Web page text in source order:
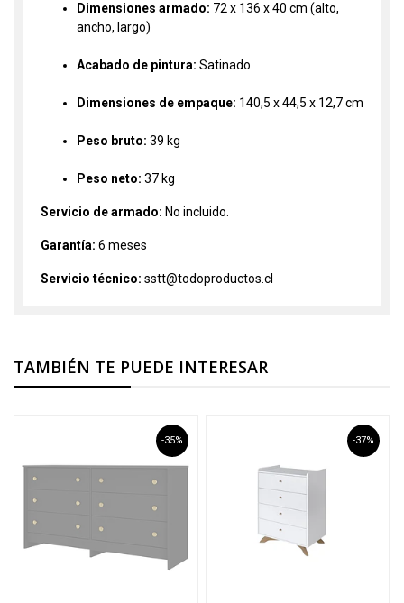
Dimensiones armado: 72 x 136 x 40 cm (alto,
ancho, largo)
Acabado de pintura: Satinado
Dimensiones de empaque: 140,5 x 44,5 x 12,7 cm
Peso bruto: 39 kg
Peso neto: 37 kg
Servicio de armado: No incluido.
Garantía: 6 meses
Servicio técnico: sstt@todoproductos.cl
TAMBIÉN TE PUEDE INTERESAR
-35% -37%